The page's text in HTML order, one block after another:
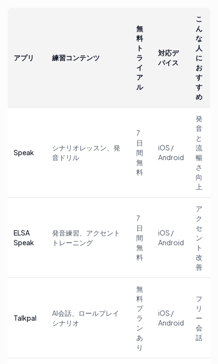
アプリ 練習コンテンツ
無
料
ト
ラ
イ
ア
ル
対応デ
バイス
こ
ん
な
人
に
お
す
す
め
Speak
シナリオレッスン、発
音ドリル
7
日
間
無
料
iOS /
Android
発
音
と
流
暢
さ
向
上
ELSA
Speak
発音練習、アクセント
トレーニング
7
日
間
無
料
iOS /
Android
ア
ク
セ
ン
ト
改
善
Talkpal
AI会話、ロールプレイ
シナリオ
無
料
プ
ラ
ン
あ
り
iOS /
Android
フ
リ
ー
会
話